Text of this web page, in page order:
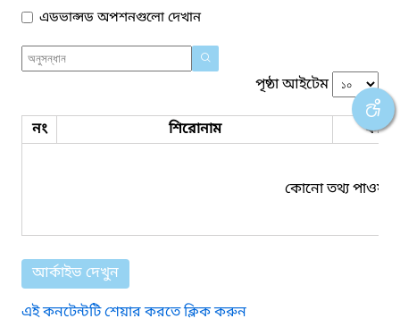
এডভান্সড অপশনগুলো দেখান
পৃষ্ঠা আইটেম
নং শিরোনাম ফাইল
কোনো তথ্য পাওয়া
আর্কাইভ দেখুন
এই কনটেন্টটি শেয়ার করতে ক্লিক করুন